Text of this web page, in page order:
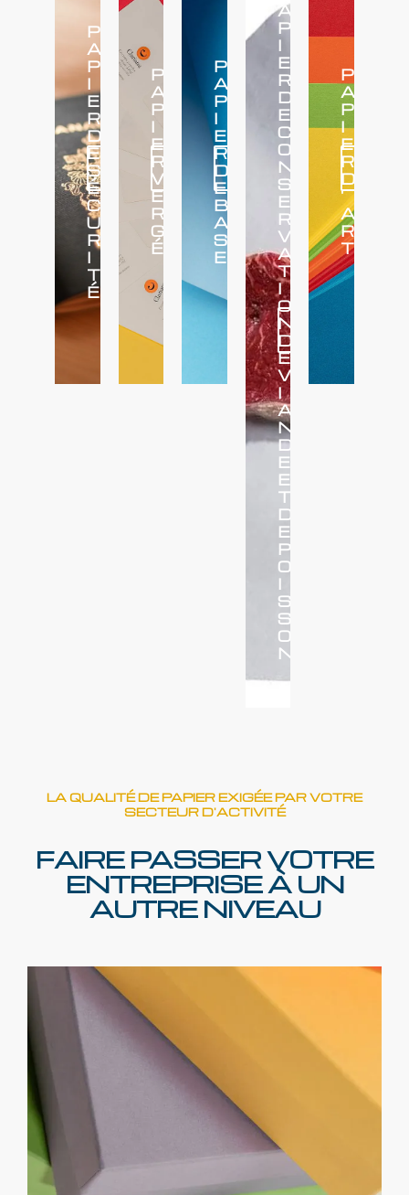
P
A
P
I
E
R
D
E
S
É
C
U
R
I
T
É
P
A
P
I
E
R
V
E
R
G
É
P
A
P
I
E
R
D
E
B
A
S
E
A
P
I
E
R
D
E
C
O
N
S
E
R
V
A
T
I
O
N
D
E
V
I
A
N
D
E
E
T
D
E
P
O
I
S
S
O
N
P
A
P
I
E
R
D
'
A
R
T
LA QUALITÉ DE PAPIER EXIGÉE PAR VOTRE
SECTEUR D'ACTIVITÉ
FAIRE PASSER VOTRE
ENTREPRISE À UN
AUTRE NIVEAU